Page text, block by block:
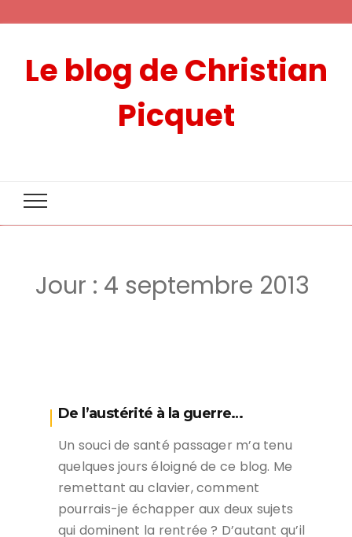
Le blog de Christian
Picquet
Jour : 4 septembre 2013
De l’austérité à la guerre…
Un souci de santé passager m’a tenu
quelques jours éloigné de ce blog. Me
remettant au clavier, comment
pourrais-je échapper aux deux sujets
qui dominent la rentrée ? D’autant qu’il